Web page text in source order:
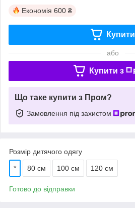
Економія 600 ₴
Купити
або
Купити з
Що таке купити з Пром?
Замовлення під захистом
Розмір дитячого одягу
* 80 см 100 см 120 см
Готово до відправки